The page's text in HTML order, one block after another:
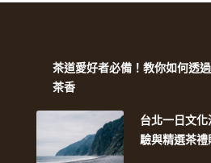
茶道愛好者必備！教你如何透
茶香
台北一日文
驗與精選茶禮